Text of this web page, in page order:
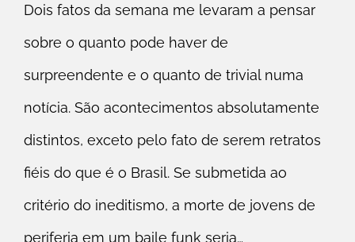
Dois fatos da semana me levaram a pensar
sobre o quanto pode haver de
surpreendente e o quanto de trivial numa
notícia. São acontecimentos absolutamente
distintos, exceto pelo fato de serem retratos
fiéis do que é o Brasil. Se submetida ao
critério do ineditismo, a morte de jovens de
periferia em um baile funk seria…